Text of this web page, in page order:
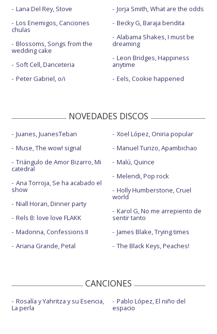
Lana Del Rey, Stove
Los Enemigos, Canciones
chulas
Blossoms, Songs from the
wedding cake
Soft Cell, Danceteria
Peter Gabriel, o/i
Jorja Smith, What are the odds
Becky G, Baraja bendita
Alabama Shakes, I must be
dreaming
Leon Bridges, Happiness
anytime
Eels, Cookie happened
NOVEDADES DISCOS
Juanes, JuanesTeban
Muse, The wow! signal
Triángulo de Amor Bizarro, Mi
catedral
Ana Torroja, Se ha acabado el
show
Niall Horan, Dinner party
Rels B: love love FLAKK
Madonna, Confessions II
Ariana Grande, Petal
Xoel López, Oniria popular
Manuel Turizo, Apambichao
Malú, Quince
Melendi, Pop rock
Holly Humberstone, Cruel
world
Karol G, No me arrepiento de
sentir tanto
James Blake, Trying times
The Black Keys, Peaches!
CANCIONES
Rosalía y Yahritza y su Esencia,
La perla
Pablo López, El niño del
espacio